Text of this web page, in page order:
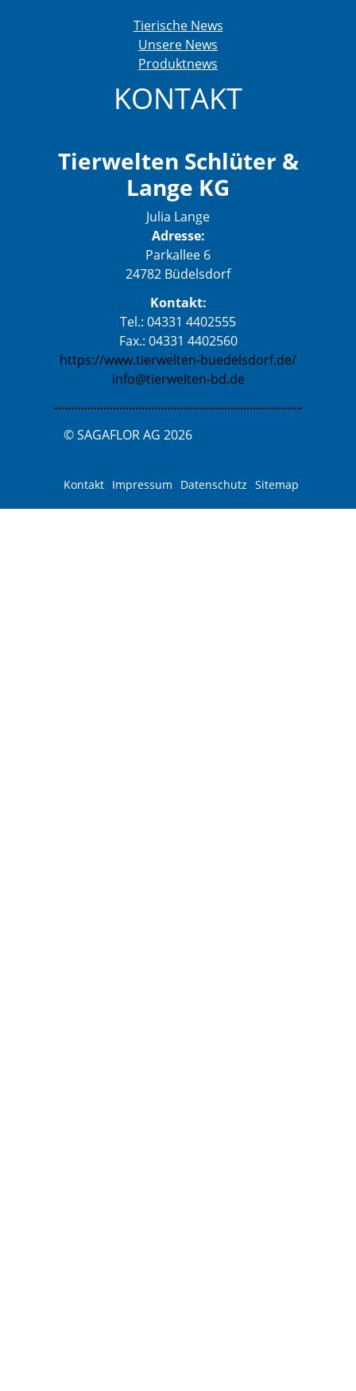
Tierische News
Unsere News
Produktnews
KONTAKT
Tierwelten Schlüter &
Lange KG
Julia Lange
Adresse:
Parkallee 6
24782 Büdelsdorf
Kontakt:
Tel.: 04331 4402555
Fax.: 04331 4402560
https://www.tierwelten-buedelsdorf.de/
info@tierwelten-bd.de
© SAGAFLOR AG 2026
Kontakt Impressum Datenschutz Sitemap